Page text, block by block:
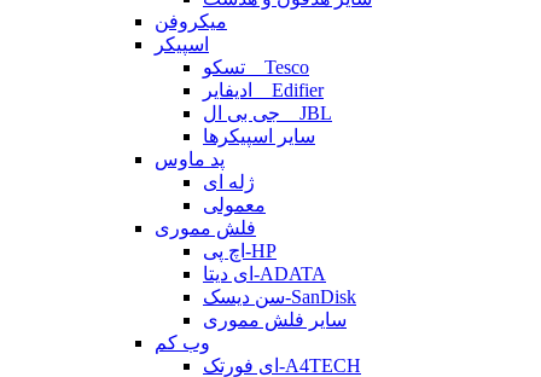
میکروفن
اسپیکر
تسکو _ Tesco
ادیفایر _ Edifier
جی بی ال _ JBL
سایر اسپیکرها
پد ماوس
ژله ای
معمولی
فلش مموری
اچ پی-HP
ای دیتا-ADATA
سن دیسک-SanDisk
سایر فلش مموری
وب کم
ای فورتک-A4TECH